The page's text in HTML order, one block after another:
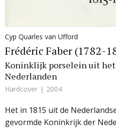
Cyp Quarles van Ufford
Frédéric Faber (1782-
Koninklijk porselein uit
Nederlanden
Hardcover 2004
Het in 1815 uit de
gevormde Koninkrijk der